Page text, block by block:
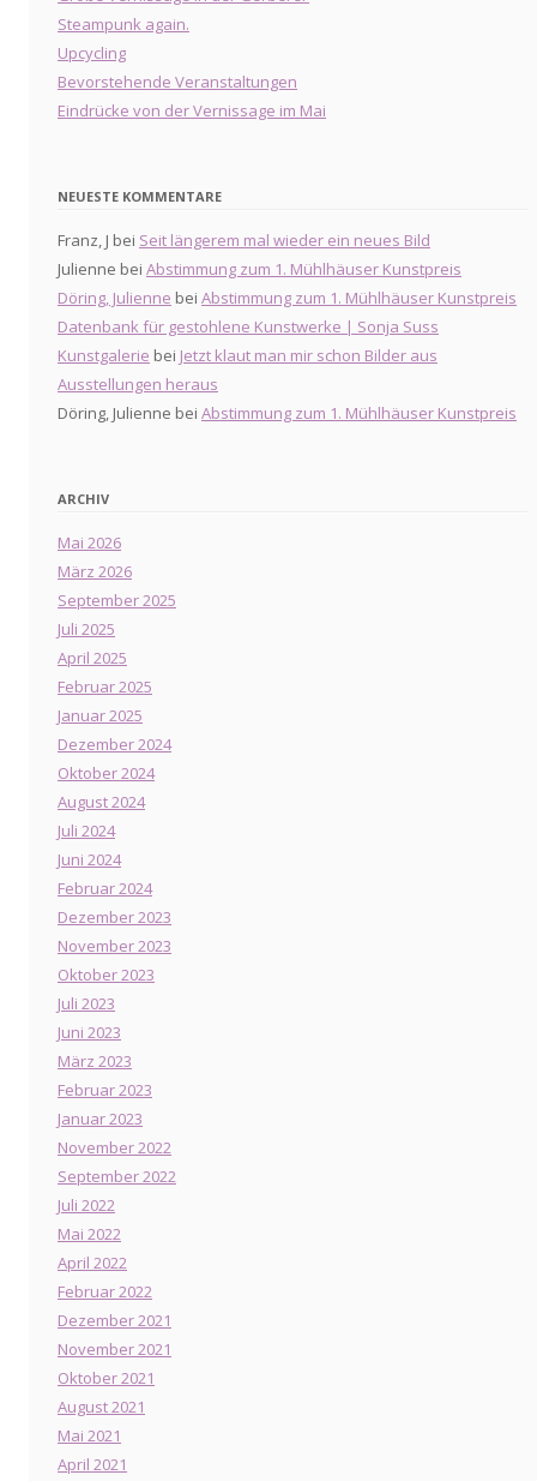
Steampunk again.
Upcycling
Bevorstehende Veranstaltungen
Eindrücke von der Vernissage im Mai
NEUESTE KOMMENTARE
Franz, J bei Seit längerem mal wieder ein neues Bild
Julienne bei Abstimmung zum 1. Mühlhäuser Kunstpreis
Döring, Julienne bei Abstimmung zum 1. Mühlhäuser Kunstpreis
Datenbank für gestohlene Kunstwerke | Sonja Suss
Kunstgalerie bei Jetzt klaut man mir schon Bilder aus
Ausstellungen heraus
Döring, Julienne bei Abstimmung zum 1. Mühlhäuser Kunstpreis
ARCHIV
Mai 2026
März 2026
September 2025
Juli 2025
April 2025
Februar 2025
Januar 2025
Dezember 2024
Oktober 2024
August 2024
Juli 2024
Juni 2024
Februar 2024
Dezember 2023
November 2023
Oktober 2023
Juli 2023
Juni 2023
März 2023
Februar 2023
Januar 2023
November 2022
September 2022
Juli 2022
Mai 2022
April 2022
Februar 2022
Dezember 2021
November 2021
Oktober 2021
August 2021
Mai 2021
April 2021